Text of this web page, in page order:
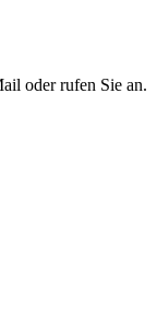
oder rufen Sie an.